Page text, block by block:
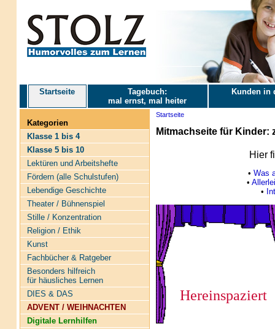
Startseite
Tagebuch:
mal ernst, mal heiter
Kunden in
Kategorien
Klasse 1 bis 4
Klasse 5 bis 10
Lektüren und Arbeitshefte
Fördern (alle Schulstufen)
Lebendige Geschichte
Theater / Bühnenspiel
Stille / Konzentration
Religion / Ethik
Kunst
Fachbücher & Ratgeber
Besonders hilfreich
für häusliches Lernen
DIES & DAS
ADVENT / WEIHNACHTEN
Digitale Lernhilfen
Startseite
Mitmachseite für Kinder:
Hier
• Was
•
•
Hereinspaziert